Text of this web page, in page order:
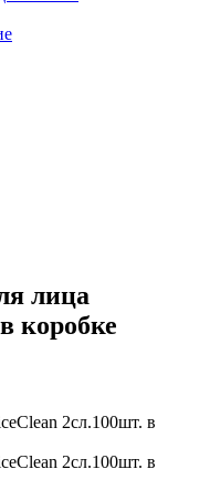
лица
коробке